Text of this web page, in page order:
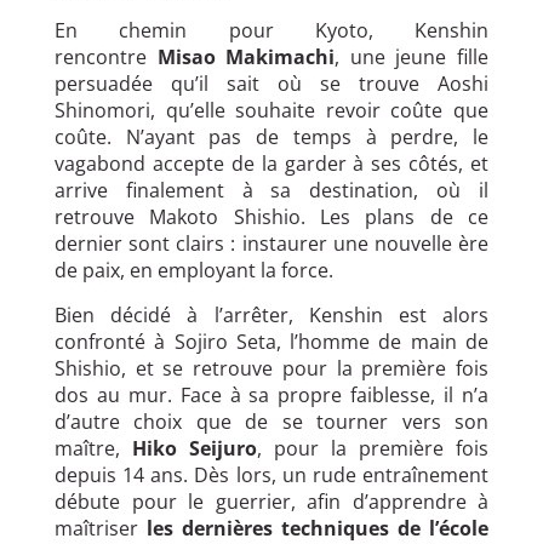
En chemin pour Kyoto, Kenshin
rencontre Misao Makimachi, une jeune fille
persuadée qu’il sait où se trouve Aoshi
Shinomori, qu’elle souhaite revoir coûte que
coûte. N’ayant pas de temps à perdre, le
vagabond accepte de la garder à ses côtés, et
arrive finalement à sa destination, où il
retrouve Makoto Shishio. Les plans de ce
dernier sont clairs : instaurer une nouvelle ère
de paix, en employant la force.
Bien décidé à l’arrêter, Kenshin est alors
confronté à Sojiro Seta, l’homme de main de
Shishio, et se retrouve pour la première fois
dos au mur. Face à sa propre faiblesse, il n’a
d’autre choix que de se tourner vers son
maître, Hiko Seijuro, pour la première fois
depuis 14 ans. Dès lors, un rude entraînement
débute pour le guerrier, afin d’apprendre à
maîtriser les dernières techniques de l’école